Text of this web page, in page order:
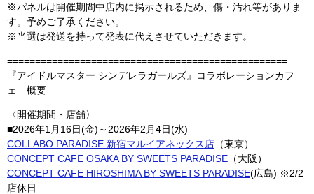
※パネルは開催期間中店内に掲示されるため、傷・汚れ等がありま
す。予めご了承ください。
※当選は発送を持って発表に代えさせていただきます。
==================================================
『アイドルマスター シンデレラガールズ』コラボレーションカフ
ェ 概要
〈開催期間・店舗〉
■2026年1月16日(金)～2026年2月4日(水)
COLLABO PARADISE 新宿マルイアネックス店 （東京）
CONCEPT CAFE OSAKA BY SWEETS PARADISE （大阪）
CONCEPT CAFE HIROSHIMA BY SWEETS PARADISE(広島) ※2/2
店休日